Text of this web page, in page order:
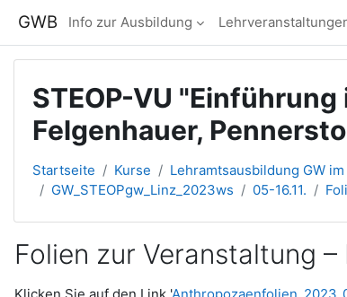
GWB Info zur Ausbildung
STEOP-VU
Felgenhauer,
Startseite Kurse Lehramtsausbildung GW
GW_STEOPgw_Linz_2023ws
05-16.11.
Folien zur Veranstaltung
Abschlussbedingungen